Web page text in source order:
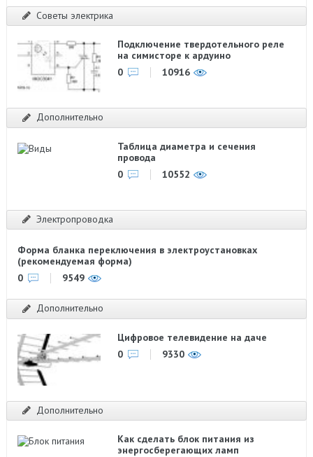
Советы электрика
Подключение твердотельного реле
на симисторе к ардуино
0
10916
Дополнительно
Таблица диаметра и сечения
провода
0
10552
Электропроводка
Форма бланка переключения в электроустановках
(рекомендуемая форма)
0
9549
Дополнительно
Цифровое телевидение на даче
0
9330
Дополнительно
Как сделать блок питания из
энергосберегающих ламп